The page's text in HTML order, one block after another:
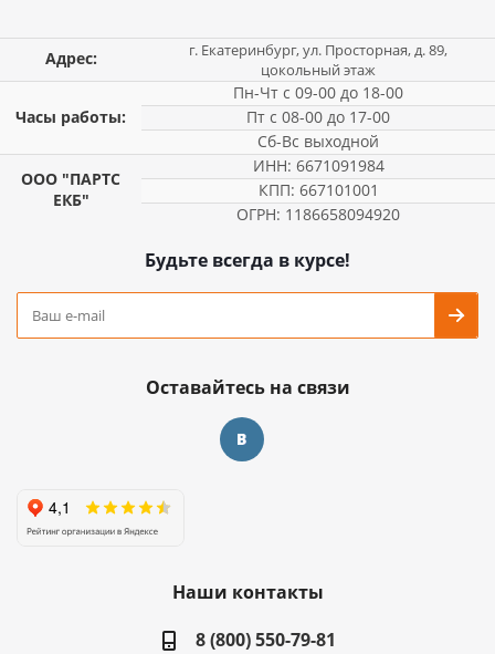
Адрес:
г. Екатеринбург, ул. Просторная, д. 89,
цокольный этаж
Часы работы:
Пн-Чт с 09-00 до 18-00
Пт с 08-00 до 17-00
Сб-Вс выходной
ООО "ПАРТС
ЕКБ"
ИНН: 6671091984
КПП: 667101001
ОГРН: 1186658094920
Будьте всегда в курсе!
Оставайтесь на связи
Наши контакты
8 (800) 550-79-81